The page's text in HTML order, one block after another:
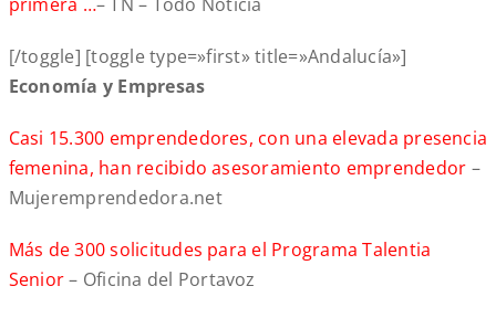
[/toggle] [toggle type=»first» title=»Andalucía»]
Economía y Empresas
Casi 15.300 emprendedores, con una elevada presencia
femenina, han recibido asesoramiento emprendedor –
Mujeremprendedora.net
Más de 300 solicitudes para el Programa Talentia
Senior– Oficina del Portavoz